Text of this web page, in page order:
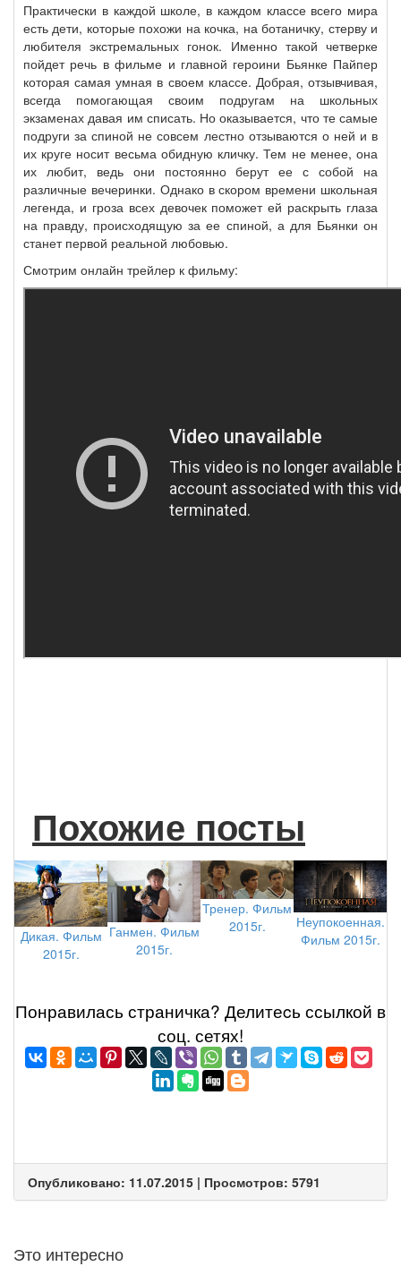
Практически в каждой школе, в каждом классе всего мира
есть дети, которые похожи на кочка, на ботаничку, стерву и
любителя экстремальных гонок. Именно такой четверке
пойдет речь в фильме и главной героини Бьянке Пайпер
которая самая умная в своем классе. Добрая, отзывчивая,
всегда помогающая своим подругам на школьных
экзаменах давая им списать. Но оказывается, что те самые
подруги за спиной не совсем лестно отзываются о ней и в
их круге носит весьма обидную кличку. Тем не менее, она
их любит, ведь они постоянно берут ее с собой на
различные вечеринки. Однако в скором времени школьная
легенда, и гроза всех девочек поможет ей раскрыть глаза
на правду, происходящую за ее спиной, а для Бьянки он
станет первой реальной любовью.
Смотрим онлайн трейлер к фильму:
Похожие посты
Дикая. Фильм
2015г.
Ганмен. Фильм
2015г.
Тренер. Фильм
2015г.
Неупокоенная.
Фильм 2015г.
Понравилась страничка? Делитеcь ссылкой в
соц. сетях!
Опубликовано: 11.07.2015 | Просмотров: 5791
Это интересно